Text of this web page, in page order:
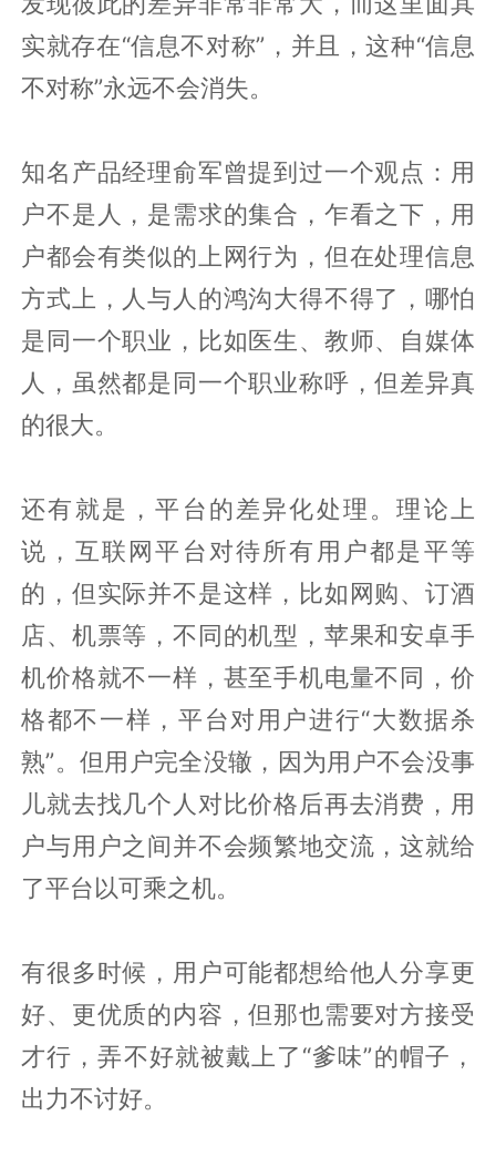
实就存在“信息不对称”，并且，这种“信息
不对称”永远不会消失。
知名产品经理俞军曾提到过一个观点：用
户不是人，是需求的集合，乍看之下，用
户都会有类似的上网行为，但在处理信息
方式上，人与人的鸿沟大得不得了，哪怕
是同一个职业，比如医生、教师、自媒体
人，虽然都是同一个职业称呼，但差异真
的很大。
还有就是，平台的差异化处理。理论上
说，互联网平台对待所有用户都是平等
的，但实际并不是这样，比如网购、订酒
店、机票等，不同的机型，苹果和安卓手
机价格就不一样，甚至手机电量不同，价
格都不一样，平台对用户进行“大数据杀
熟”。但用户完全没辙，因为用户不会没事
儿就去找几个人对比价格后再去消费，用
户与用户之间并不会频繁地交流，这就给
了平台以可乘之机。
有很多时候，用户可能都想给他人分享更
好、更优质的内容，但那也需要对方接受
才行，弄不好就被戴上了“爹味”的帽子，
出力不讨好。